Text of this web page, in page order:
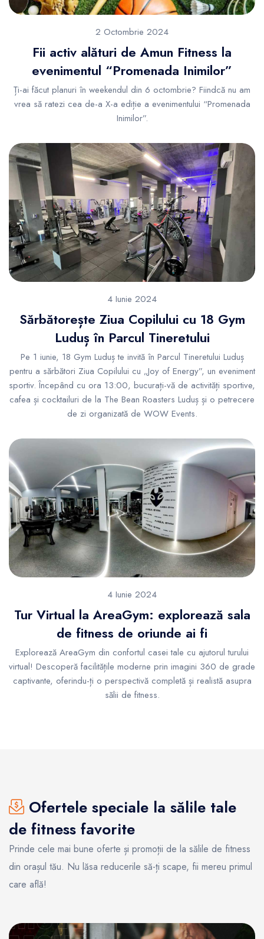
2 Octombrie 2024
Fii activ alături de Amun Fitness la
evenimentul “Promenada Inimilor”
Ți-ai făcut planuri în weekendul din 6 octombrie? Fiindcă nu am
vrea să ratezi cea de-a X-a ediție a evenimentului “Promenada
Inimilor”.
4 Iunie 2024
Sărbătorește Ziua Copilului cu 18 Gym
Luduș în Parcul Tineretului
Pe 1 iunie, 18 Gym Luduș te invită în Parcul Tineretului Luduș
pentru a sărbători Ziua Copilului cu „Joy of Energy”, un eveniment
sportiv. Începând cu ora 13:00, bucurați-vă de activități sportive,
cafea și cocktailuri de la The Bean Roasters Luduș și o petrecere
de zi organizată de WOW Events.
4 Iunie 2024
Tur Virtual la AreaGym: explorează sala
de fitness de oriunde ai fi
Explorează AreaGym din confortul casei tale cu ajutorul turului
virtual! Descoperă facilitățile moderne prin imagini 360 de grade
captivante, oferindu-ți o perspectivă completă și realistă asupra
sălii de fitness.
Ofertele speciale la sălile tale
de fitness favorite
Prinde cele mai bune oferte și promoții de la sălile de fitness
din orașul tău. Nu lăsa reducerile să-ți scape, fii mereu primul
care află!